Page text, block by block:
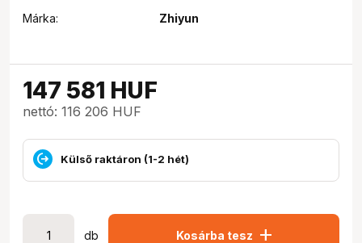
Márka:
Zhiyun
147 581 HUF
nettó: 116 206 HUF
Külső raktáron (1-2 hét)
db Kosárba tesz add